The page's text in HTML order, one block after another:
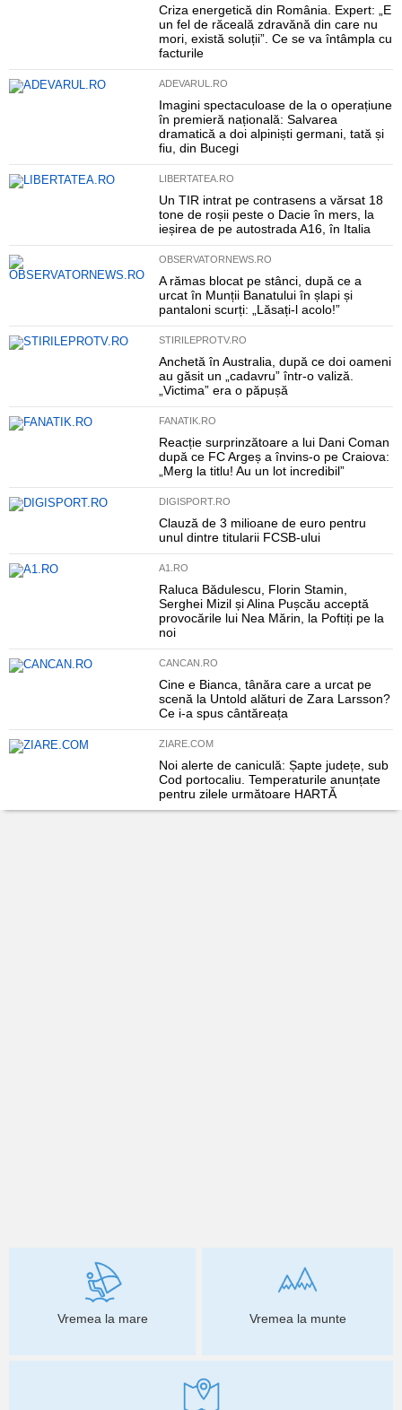
Criza energetică din România. Expert: „E
un fel de răceală zdravănă din care nu
mori, există soluții”. Ce se va întâmpla cu
facturile
ADEVARUL.RO
Imagini spectaculoase de la o operațiune
în premieră națională: Salvarea
dramatică a doi alpiniști germani, tată și
fiu, din Bucegi
LIBERTATEA.RO
Un TIR intrat pe contrasens a vărsat 18
tone de roșii peste o Dacie în mers, la
ieșirea de pe autostrada A16, în Italia
OBSERVATORNEWS.RO
A rămas blocat pe stânci, după ce a
urcat în Munții Banatului în șlapi și
pantaloni scurți: „Lăsați-l acolo!”
STIRILEPROTV.RO
Anchetă în Australia, după ce doi oameni
au găsit un „cadavru” într-o valiză.
„Victima” era o păpușă
FANATIK.RO
Reacție surprinzătoare a lui Dani Coman
după ce FC Argeș a învins-o pe Craiova:
„Merg la titlu! Au un lot incredibil”
DIGISPORT.RO
Clauză de 3 milioane de euro pentru
unul dintre titularii FCSB-ului
A1.RO
Raluca Bădulescu, Florin Stamin,
Serghei Mizil și Alina Pușcău acceptă
provocările lui Nea Mărin, la Poftiți pe la
noi
CANCAN.RO
Cine e Bianca, tânăra care a urcat pe
scenă la Untold alături de Zara Larsson?
Ce i-a spus cântăreața
ZIARE.COM
Noi alerte de caniculă: Șapte județe, sub
Cod portocaliu. Temperaturile anunțate
pentru zilele următoare HARTĂ
Vremea la mare Vremea la munte